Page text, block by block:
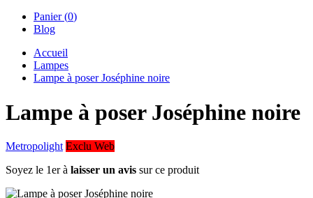
Panier (0)
Blog
Accueil
Lampes
Lampe à poser Joséphine noire
Lampe à poser Joséphine noire
Metropolight Exclu Web
Soyez le 1er à laisser un avis sur ce produit